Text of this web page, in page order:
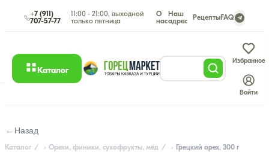
+7 (911)
707-57-77
11:00 - 21:00, выходной
только пятница
О
нас
Наш
адрес
РецептыFAQ
Каталог
Избранное
Войти
← Назад
Каталог Орехи, финики, сухофрукты, мёд Грецкий орех, 300 г